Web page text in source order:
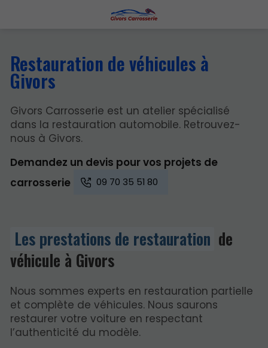
Restauration de véhicules à
Givors
Givors Carrosserie est un atelier spécialisé
dans la restauration automobile. Retrouvez-
nous à Givors.
Demandez un devis pour vos projets de
carrosserie
09 70 35 51 80
Les prestations de restauration de
véhicule à Givors
Nous sommes experts en restauration partielle
et complète de véhicules. Nous saurons
restaurer votre voiture en respectant
l’authenticité du modèle.